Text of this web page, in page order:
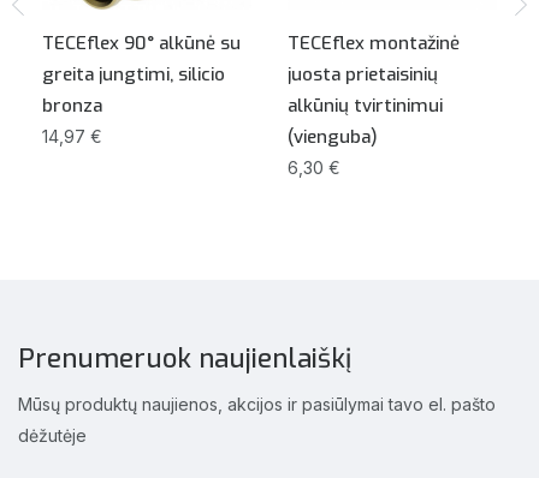
TECEflex 90° alkūnė su
greita jungtimi, silicio
bronza
14,97 €
TECEflex montažinė
juosta prietaisinių
alkūnių tvirtinimui
(vienguba)
6,30 €
Prenumeruok naujienlaiškį
Mūsų produktų naujienos, akcijos ir pasiūlymai tavo el. pašto
dėžutėje